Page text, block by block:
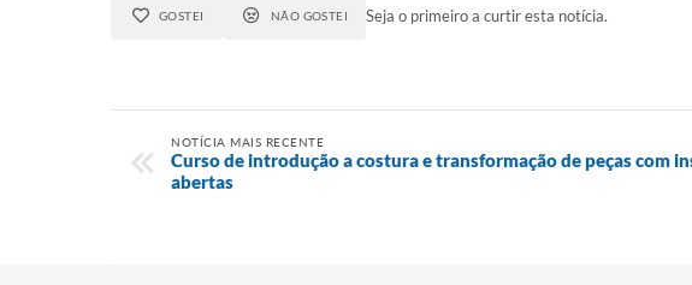
GOSTEI NÃO GOSTEI Seja o primeiro a curtir esta notícia.
NOTÍCIA MAIS RECENTE
Curso de introdução a costura e transformação de peças com
abertas